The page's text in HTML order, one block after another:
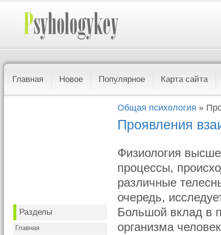
Главная Новое Популярное Карта сайта
Разделы
Главная
Общая психология »
Проявления
Физиология
процессы,
различные
очередь,
Большой вклад в
организма